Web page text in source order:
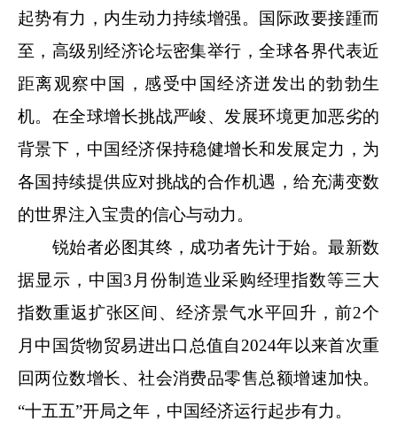
起势有力，内生动力持续增强。国际政要接踵而
至，高级别经济论坛密集举行，全球各界代表近
距离观察中国，感受中国经济迸发出的勃勃生
机。在全球增长挑战严峻、发展环境更加恶劣的
背景下，中国经济保持稳健增长和发展定力，为
各国持续提供应对挑战的合作机遇，给充满变数
的世界注入宝贵的信心与动力。
锐始者必图其终，成功者先计于始。最新数
据显示，中国3月份制造业采购经理指数等三大
指数重返扩张区间、经济景气水平回升，前2个
月中国货物贸易进出口总值自2024年以来首次重
回两位数增长、社会消费品零售总额增速加快。
“十五五”开局之年，中国经济运行起步有力。